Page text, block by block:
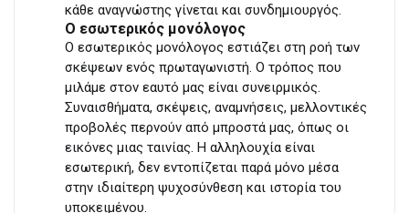
κάθε αναγνώστης γίνεται και συνδημιουργός.
Ο εσωτερικός μονόλογος
Ο εσωτερικός μονόλογος εστιάζει στη ροή των
σκέψεων ενός πρωταγωνιστή. Ο τρόπος που
μιλάμε στον εαυτό μας είναι συνειρμικός.
Συναισθήματα, σκέψεις, αναμνήσεις, μελλοντικές
προβολές περνούν από μπροστά μας, όπως οι
εικόνες μιας ταινίας. Η αλληλουχία είναι
εσωτερική, δεν εντοπίζεται παρά μόνο μέσα
στην ιδιαίτερη ψυχοσύνθεση και ιστορία του
υποκειμένου.